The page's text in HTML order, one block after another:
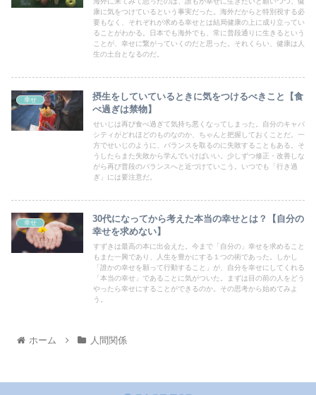
康に気をつけているという事実だった。海外だからと特別視する必
要もなく、それぞれが求める幸せとは結局健康の上に成り立ってい
ることがわかる。日本でも海外でも、常に普段通りに生きるという
ことが、幸せに繋がっていくのだと思った。それくらい、健康は人
生の土台となるのだ。
幸せ
摂生をしていているときに気をつけるべきこと【食
べ過ぎは禁物】
せいじは再び食べ過ぎて気持ち悪くなってしまった。自分のキャパ
シティがどれほどのものなのか、ちゃんと把握しておくことだ。一
方でせいじのように、バランスを取るのに失敗することもある。そ
うしたらまた失敗から学んでいけばいい。少しずつ修正・改善しな
がら再び普段のバランスへと近づけていこう。いつでも「行き過
ぎ」には要注意だ。
幸せ
30代になってから考えた本当の幸せとは？【自分の
幸せを求めない】
すずきは最高の本に出会えた。今まで「自分の」幸せを求めること
もまた一興であり、人生を豊かにする１つの術であった。しかし
「誰かの幸せを願って行動すること」が、自分を幸せにしてくれる
「本当の幸せ」であることに気がついた。まずは目の前の人をどう
やったら幸せにすることができるのか。その思考から始めてみよ
う。
ホーム 人間関係